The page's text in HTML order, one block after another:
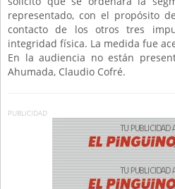
representado, con el propósito
contacto de los otros tres
integridad física. La medida fue
En la audiencia no están
Ahumada, Claudio Cofré.
PUBLICIDAD